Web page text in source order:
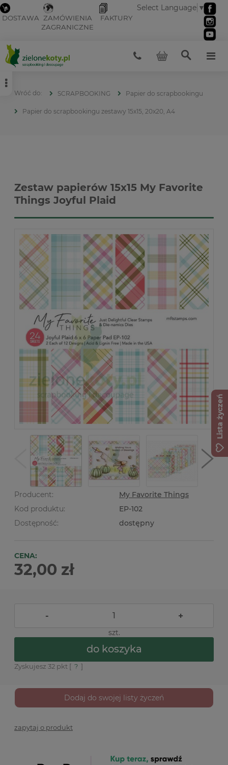
DOSTAWA ZAMÓWIENIA
ZAGRANICZNE
FAKTURY
Select Language ▼
SCRAPBOOKING Papier do scrapbookingu
Papier do scrapbookingu zestawy 15x15, 20x20, A4
Zestaw papierów 15x15 My Favorite
Things Joyful Plaid
Producent:
My Favorite Things
Kod produktu:
EP-102
Dostępność:
dostępny
CENA:
32,00 zł
- +
szt.
do koszyka
Zyskujesz 32 pkt [ ? ]
Dodaj do swojej listy życzeń
zapytaj o produkt
Lista życzeń